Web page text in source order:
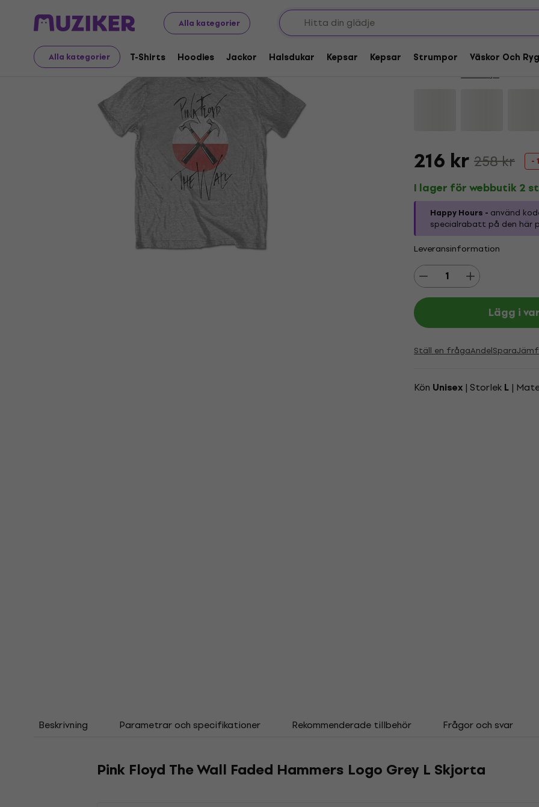
Alla kategorier
Alla kategorier T-Shirts Hoodies Jackor Halsdukar Kepsar Kepsar Strumpor Väskor Och
Merch Musikalisk Merch
T-Shirts
HAPPY HOUR
Deal
Pink Floyd The Wall
Pink Floyd
216 kr 258 kr -
I lager för webbutik 2
Happy Hours - använd
specialrabatt på den här
Leveransinformation
Lägg i
Ställ en frågaAndelSpara
Kön Unisex | Storlek L |
Beskrivning Parametrar och specifikationer Rekommenderade tillbehör Frågor och svar
Pink Floyd The Wall Faded Hammers Logo Grey L Skjorta